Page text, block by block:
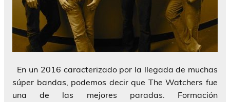
En un 2016 caracterizado por la llegada de muchas
súper bandas, podemos decir que The Watchers fue
una de las mejores paradas. Formación